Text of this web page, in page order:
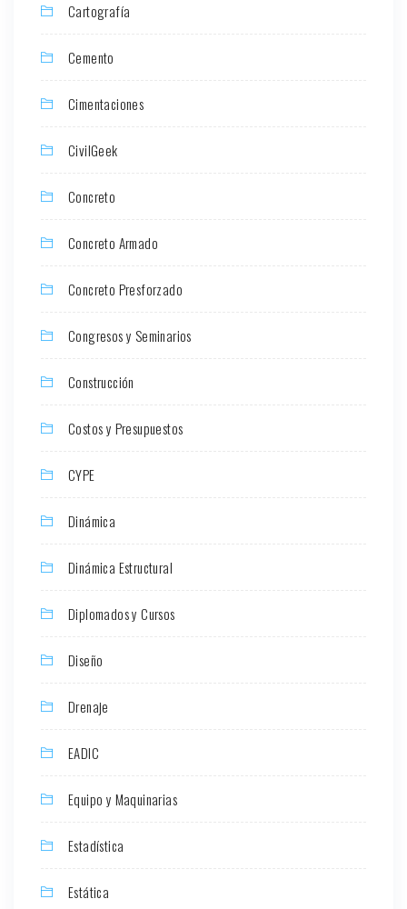
Cartografía
Cemento
Cimentaciones
CivilGeek
Concreto
Concreto Armado
Concreto Presforzado
Congresos y Seminarios
Construcción
Costos y Presupuestos
CYPE
Dinámica
Dinámica Estructural
Diplomados y Cursos
Diseño
Drenaje
EADIC
Equipo y Maquinarias
Estadística
Estática